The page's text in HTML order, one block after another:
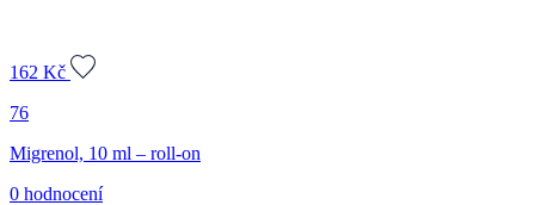
162 Kč
76
Migrenol, 10 ml – roll-on
0 hodnocení